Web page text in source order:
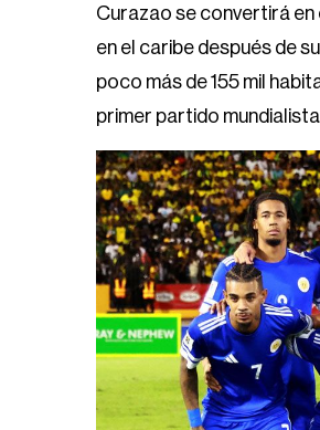
Curazao se convertirá en
en el caribe después de
poco más de 155 mil
primer partido